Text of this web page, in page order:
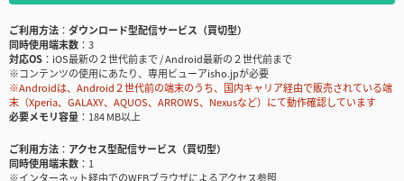
ご利用方法
ダウンロード型配信サービス（買切型）
同時使用端末数
3
対応OS
iOS最新の２世代前まで / Android最新の２世代前まで
※コンテンツの使用にあたり、専用ビューアisho.jpが必要
※Androidは、Android２世代前の端末のうち、国内キャリア経由で販売されている端
末（Xperia、GALAXY、AQUOS、ARROWS、Nexusなど）にて動作確認しています
必要メモリ容量
184 MB以上
ご利用方法
アクセス型配信サービス（買切型）
同時使用端末数
1
※インターネット経由でのWEBブラウザによるアクセス参照